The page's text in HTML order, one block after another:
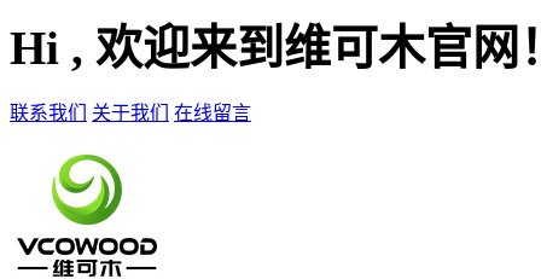
Hi , 欢迎来到维可木官网
联系我们 关于我们 在线留言